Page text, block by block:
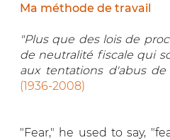
Ma méthode de travail
"Plus que des lois de
de neutralité fiscale qui
aux tentations d'abus de
(1936-2008)
"Fear," he used to say,